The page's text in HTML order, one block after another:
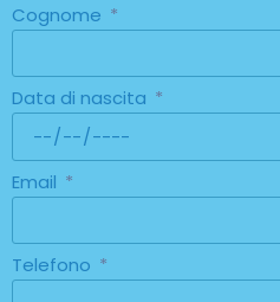
Cognome
Data di nascita
Email
Telefono